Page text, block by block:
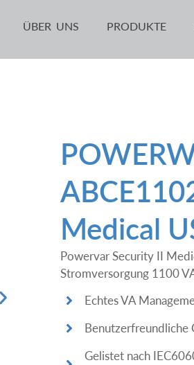
ÜBER UNS PRODUKTE
Medical
Powervar Security II
Stromversorgung 1100
Echtes VA
Benutzerfreundliche
Gelistet nach